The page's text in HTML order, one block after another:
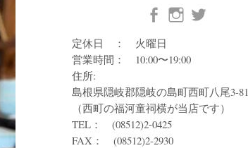
定休日 ： 火曜日
営業時間： 10:00〜19:00
住所:
島根県隠岐郡隠岐の島町西町八尾3-81
（西町の福河童祠横が当店です）
TEL： (08512)2-0425
FAX： (08512)2-2930